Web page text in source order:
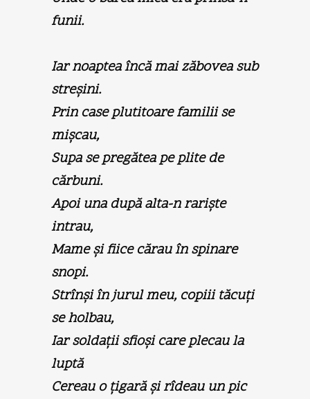
funii.
Iar noaptea încă mai zăbovea sub
streşini.
Prin case plutitoare familii se
mişcau,
Supa se pregătea pe plite de
cărbuni.
Apoi una după alta-n rarişte
intrau,
Mame şi fiice cărau în spinare
snopi.
Strînşi în jurul meu, copiii tăcuţi
se holbau,
Iar soldaţii sfioşi care plecau la
luptă
Cereau o ţigară şi rîdeau un pic